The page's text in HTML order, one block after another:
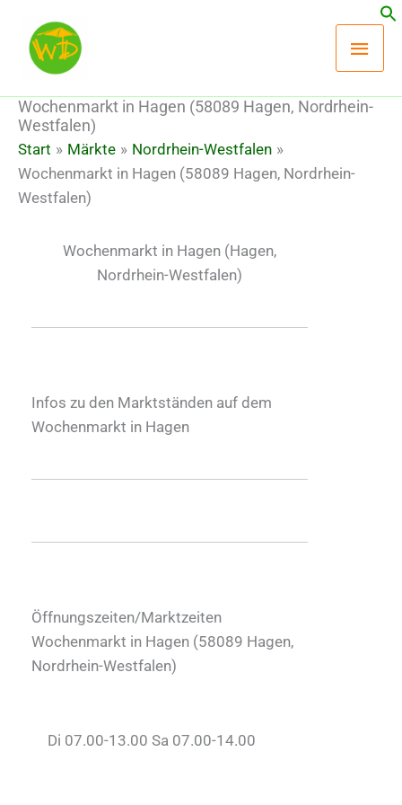
Inhalt
springen
Wochenmarkt in Hagen (58089 Hagen, Nordrhein-
Westfalen)
Start Märkte
Nordrhein-Westfalen
Wochenmarkt in Hagen (58089 Hagen, Nordrhein-
Westfalen)
Wochenmarkt in Hagen (Hagen,
Nordrhein-Westfalen)
Infos zu den Marktständen auf dem
Wochenmarkt in Hagen
Öffnungszeiten/Marktzeiten
Wochenmarkt in Hagen (58089 Hagen,
Nordrhein-Westfalen)
Di 07.00-13.00 Sa 07.00-14.00